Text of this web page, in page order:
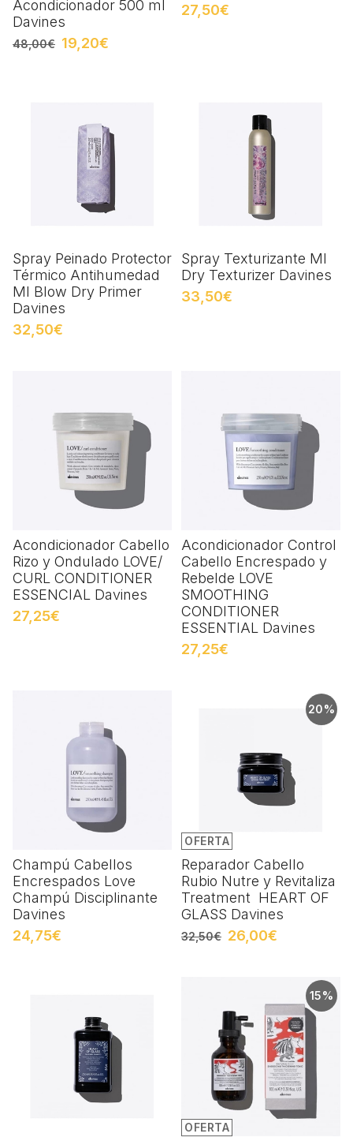
Acondicionador 500 ml
Davines
48,00€ 19,20€
27,50€
Spray Peinado Protector
Térmico Antihumedad
MI Blow Dry Primer
Davines
32,50€
Spray Texturizante MI
Dry Texturizer Davines
33,50€
Acondicionador Cabello
Rizo y Ondulado LOVE/
CURL CONDITIONER
ESSENCIAL Davines
27,25€
Acondicionador Control
Cabello Encrespado y
Rebelde LOVE
SMOOTHING
CONDITIONER
ESSENTIAL Davines
27,25€
Champú Cabellos
Encrespados Love
Champú Disciplinante
Davines
24,75€
20%
OFERTA
Reparador Cabello
Rubio Nutre y Revitaliza
Treatment HEART OF
GLASS Davines
32,50€ 26,00€
15%
OFERTA